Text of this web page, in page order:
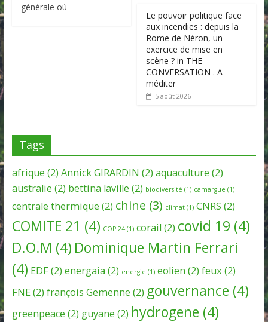
générale où
Le pouvoir politique face
aux incendies : depuis la
Rome de Néron, un
exercice de mise en
scène ? in THE
CONVERSATION . A
méditer
5 août 2026
Tags
afrique (2) Annick GIRARDIN (2) aquaculture (2)
australie (2) bettina laville (2) biodiversité (1) camargue (1)
centrale thermique (2) chine (3) climat(1) CNRS (2)
COMITE 21 (4) COP 24(1) corail (2) covid 19 (4)
D.O.M (4) Dominique Martin Ferrari
(4) EDF(2) energaia (2) energie (1) eolien (2) feux (2)
FNE(2) françois Gemenne (2) gouvernance (4)
greenpeace (2) guyane (2) hydrogene (4)